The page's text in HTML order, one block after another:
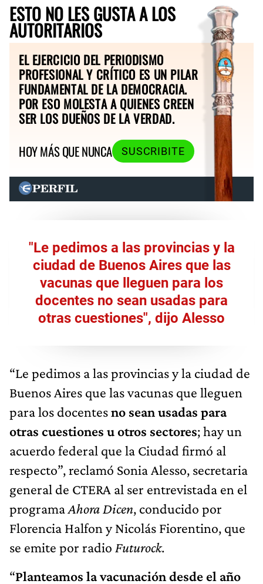
ESTO NO LES GUSTA A LOS
AUTORITARIOS
EL EJERCICIO DEL PERIODISMO
PROFESIONAL Y CRÍTICO ES UN PILAR
FUNDAMENTAL DE LA DEMOCRACIA.
POR ESO MOLESTA A QUIENES CREEN
SER LOS DUEÑOS DE LA VERDAD.
HOY MÁS QUE NUNCA
SUSCRIBITE
"Le pedimos a las provincias y la
ciudad de Buenos Aires que las
vacunas que lleguen para los
docentes no sean usadas para
otras cuestiones", dijo Alesso
“Le pedimos a las provincias y la ciudad de
Buenos Aires que las vacunas que lleguen
para los docentesno sean usadas para
otras cuestiones u otros sectores; hay un
acuerdo federal que la Ciudad firmó al
respecto”, reclamó Sonia Alesso, secretaria
general de CTERA al ser entrevistada en el
programaAhora Dicen, conducido por
Florencia Halfon y Nicolás Fiorentino, que
se emite por radio Futurock.
“Planteamos la vacunación desde el año